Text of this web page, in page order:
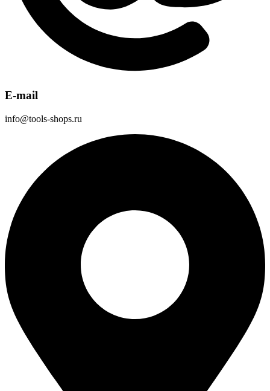
E-mail
info@tools-shops.ru